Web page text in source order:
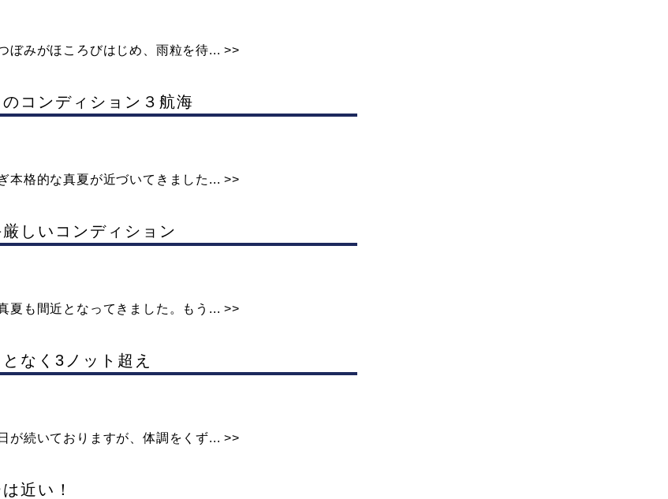
ぼみがほころびはじめ、雨粒を待... >>
コンディション３航海
本格的な真夏が近づいてきました... >>
しいコンディション
夏も間近となってきました。もう... >>
なく3ノット超え
が続いておりますが、体調をくず... >>
近い！